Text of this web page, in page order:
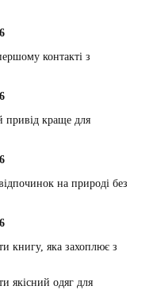
контакті з
привід краще для
на природі без
книгу, яка захоплює з
якісний одяг для